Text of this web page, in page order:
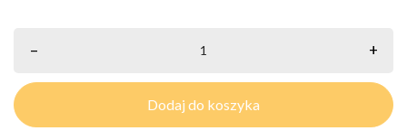
– +
Dodaj do koszyka